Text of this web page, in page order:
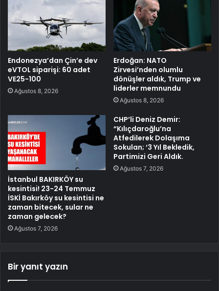
Endonezya’dan Çin’e dev
eVTOL siparişi: 60 adet
VE25-100
Ağustos 8, 2026
Erdoğan: NATO
Zirvesi’nden olumlu
dönüşler aldık, Trump ve
liderler memnundu
Ağustos 8, 2026
İstanbul BAKIRKÖY su
kesintisi! 23-24 Temmuz
İSKİ Bakırköy su kesintisi ne
zaman bitecek, sular ne
zaman gelecek?
Ağustos 7, 2026
CHP’li Deniz Demir:
“Kılıçdaroğlu’na
Atfedilerek Dolaşıma
Sokulan; ‘3 Yıl Bekledik,
Partimizi Geri Aldık.
Ağustos 7, 2026
Bir yanıt yazın